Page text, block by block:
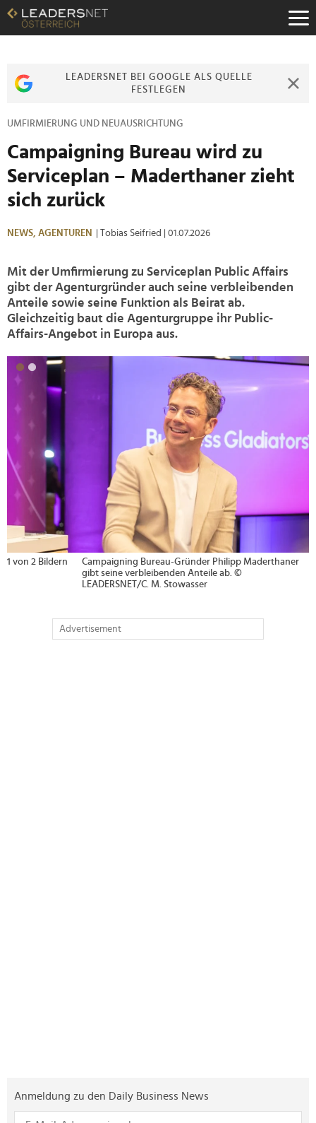
Zum
Inhalt
Zur
Zur
LEADERSNET BEI GOOGLE ALS QUELLE
FESTLEGEN
UMFIRMIERUNG UND NEUAUSRICHTUNG
Campaigning Bureau wird zu
Serviceplan – Maderthaner zieht
sich zurück
NEWS, AGENTUREN | Tobias Seifried | 01.07.2026
Mit der Umfirmierung zu Serviceplan Public Affairs
gibt der Agenturgründer auch seine verbleibenden
Anteile sowie seine Funktion als Beirat ab.
Gleichzeitig baut die Agenturgruppe ihr Public-
Affairs-Angebot in Europa aus.
1 von 2 Bildern
Campaigning Bureau-Gründer Philipp Maderthaner
gibt seine verbleibenden Anteile ab. ©
LEADERSNET/C. M. Stowasser
Advertisement
Anmeldung zu den Daily Business News